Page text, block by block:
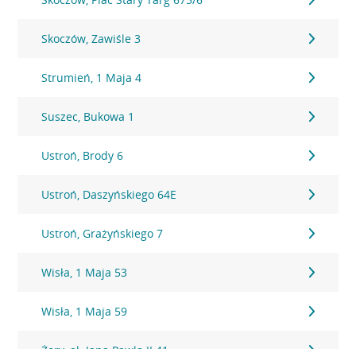
Skoczów, Zawiśle 3
Strumień, 1 Maja 4
Suszec, Bukowa 1
Ustroń, Brody 6
Ustroń, Daszyńskiego 64E
Ustroń, Grażyńskiego 7
Wisła, 1 Maja 53
Wisła, 1 Maja 59